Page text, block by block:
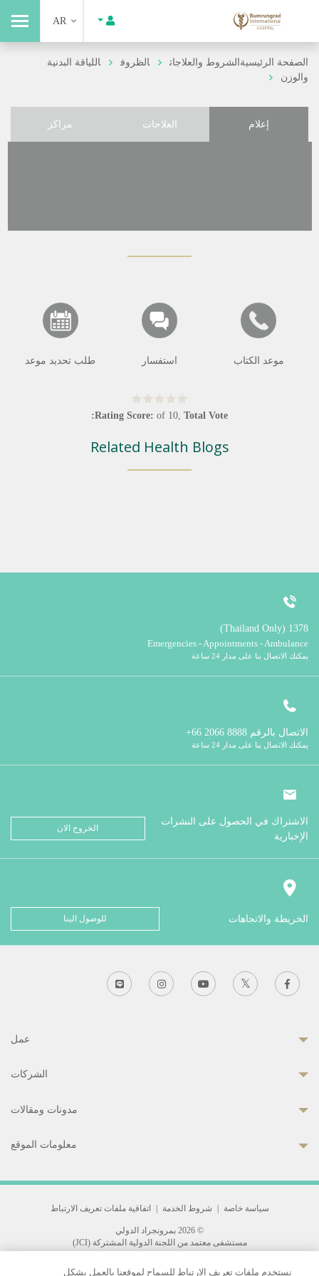
AR
الصفحة الرئيسيةالشروط والعلاجات الظروف
اللياقة البدنية
والوزن
إعلام العلاجات مراكز
موعد الكتاب استفسار طلب تحديد موعد
Rating Score: of 10, Total Vote:
Related Health Blogs
1378 (Thailand Only)
Emergencies - Appointments - Ambulance
يمكنك الاتصال بنا على مدار 24 ساعة
الاتصال بالرقم
يمكنك الاتصال بنا على مدار 24 ساعة
الاشتراك في الحصول على النشرات
الإخبارية
الخروج الان
الخريطة والاتجاهات للوصول الينا
عمل
الشركات
مدونات ومقالات
معلومات الموقع
سياسة خاصة شروط الخدمة اتفاقية ملفات تعريف الارتباط
© 2026 بمرونجراد الدولي
مستشفى معتمد من اللجنة الدولية المشتركة (JCI)
33 Sukhumvit 3, Wattana, Bangkok 10110 Thailand.
نستخدم ملفات تعريف الارتباط للسماح لموقعنا بالعمل بشكل